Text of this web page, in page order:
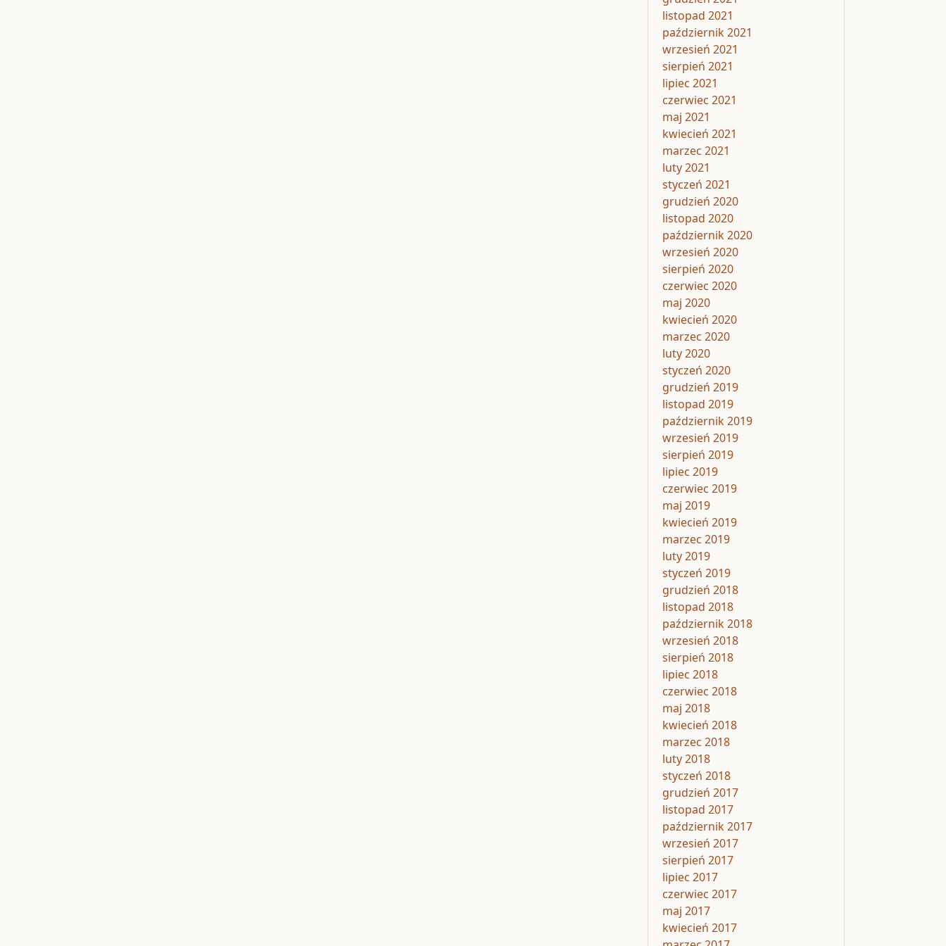
listopad 2021
październik 2021
wrzesień 2021
sierpień 2021
lipiec 2021
czerwiec 2021
maj 2021
kwiecień 2021
marzec 2021
luty 2021
styczeń 2021
grudzień 2020
listopad 2020
październik 2020
wrzesień 2020
sierpień 2020
czerwiec 2020
maj 2020
kwiecień 2020
marzec 2020
luty 2020
styczeń 2020
grudzień 2019
listopad 2019
październik 2019
wrzesień 2019
sierpień 2019
lipiec 2019
czerwiec 2019
maj 2019
kwiecień 2019
marzec 2019
luty 2019
styczeń 2019
grudzień 2018
listopad 2018
październik 2018
wrzesień 2018
sierpień 2018
lipiec 2018
czerwiec 2018
maj 2018
kwiecień 2018
marzec 2018
luty 2018
styczeń 2018
grudzień 2017
listopad 2017
październik 2017
wrzesień 2017
sierpień 2017
lipiec 2017
czerwiec 2017
maj 2017
kwiecień 2017